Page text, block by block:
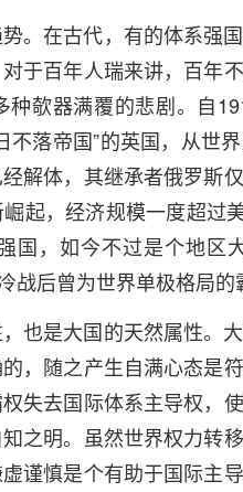
。在古代，有的体系强
于百年人瑞来讲，百年
欹器满覆的悲剧。自
落帝国”的英国，从世
解体，其继承者俄罗斯
起，经济规模一度超过
国，如今不过是个地区
战后曾为世界单极格局的
也是大国的天然属性。
，随之产生自满心态是
失去国际体系主导权，
之明。虽然世界权力转
谨慎是个有助于国际主